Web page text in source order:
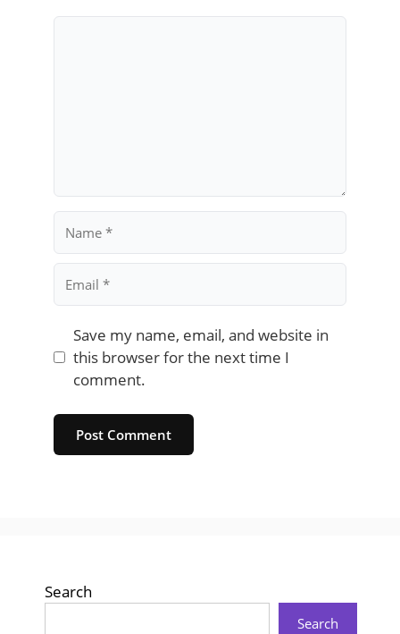
Save my name, email, and website in
this browser for the next time I
comment.
Website
Search
Search